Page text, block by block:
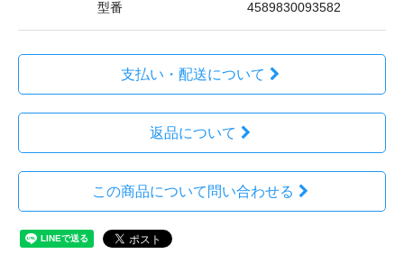
型番 4589830093582
支払い・配送について
返品について
この商品について問い合わせる